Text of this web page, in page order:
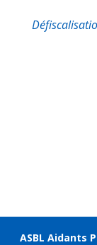
ASBL Aidants